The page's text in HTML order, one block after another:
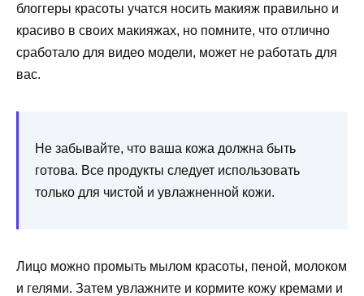
блоггеры красоты учатся носить макияж правильно и
красиво в своих макияжах, но помните, что отлично
сработало для видео модели, может не работать для
вас.
Не забывайте, что ваша кожа должна быть
готова. Все продукты следует использовать
только для чистой и увлажненной кожи.
Лицо можно промыть мылом красоты, пеной, молоком
и гелями. Затем увлажните и кормите кожу кремами и